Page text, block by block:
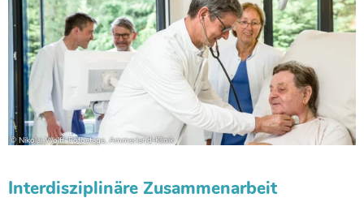
Interdisziplinäre Zusammenarbeit